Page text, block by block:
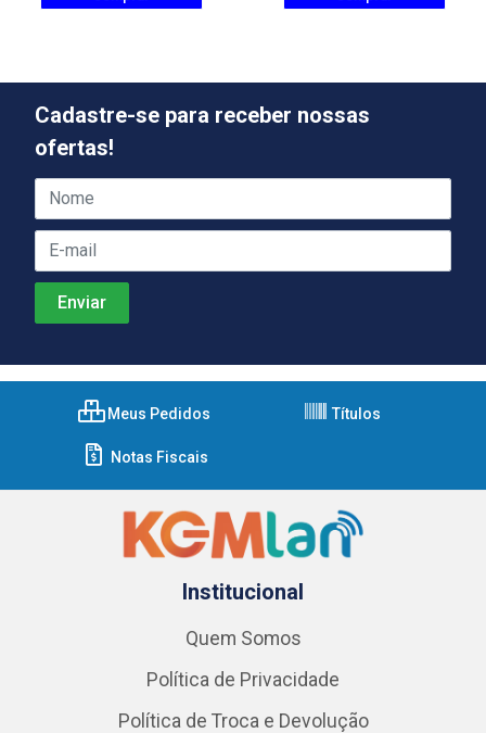
Cadastre-se para receber nossas
ofertas!
Meus Pedidos Títulos
Notas Fiscais
Institucional
Quem Somos
Política de Privacidade
Política de Troca e Devolução